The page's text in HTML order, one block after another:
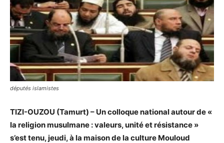
députés islamistes
TIZI-OUZOU (Tamurt) – Un colloque national autour de «
la religion musulmane : valeurs, unité et résistance »
s’est tenu, jeudi, à la maison de la culture Mouloud